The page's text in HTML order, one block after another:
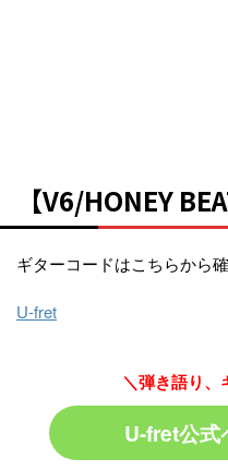
【V6/HONEY
ギターコードはこちらから
U-fret
＼弾き語り、
U-fret公式